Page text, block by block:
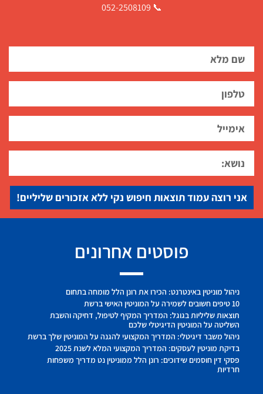
📞 052-2508109
אני רוצה עמוד תוצאות חיפוש נקי ללא אזכורים שליליים!
פוסטים אחרונים
ניהול מוניטין באינטרנט: הכירו את רונן הלל מומחה בתחום
10 טיפים חשובים לשמירה על המוניטין האישי ברשת
תוצאות שליליות בגוגל: המדריך המקיף לטיפול, דחיקה והשבת
השליטה על המוניטין הדיגיטלי שלכם
ניהול משבר דיגיטלי: המדריך המקצועי להגנה על המוניטין שלך ברשת
בדיקת מוניטין לעסקים: המדריך המקצועי המלא לשנת 2025
פסקי דין חוסמים שידוכים: רונן הלל ממוניטין נט מדריך משפחות
חרדיות